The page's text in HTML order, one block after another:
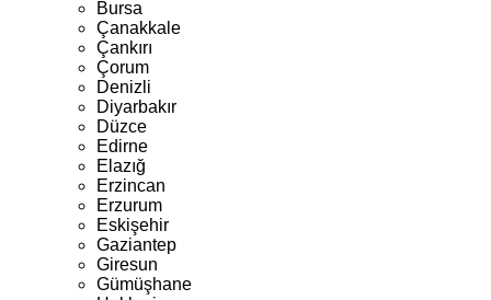
Bursa
Çanakkale
Çankırı
Çorum
Denizli
Diyarbakır
Düzce
Edirne
Elazığ
Erzincan
Erzurum
Eskişehir
Gaziantep
Giresun
Gümüşhane